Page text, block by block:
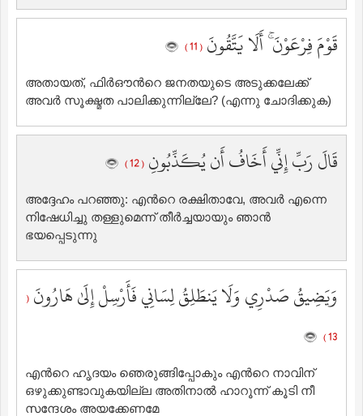
قَوْمَ فِرْعَوْنَ ۚ أَلَا يَتَّقُونَ ( 11 )
അതായത്‌, ഫിര്‍ഔന്‍റെ ജനതയുടെ അടുക്കലേക്ക്
അവര്‍ സൂക്ഷ്മത പാലിക്കുന്നില്ലേ? (എന്നു ചോദിക്കുക)
قَالَ رَبِّ إِنِّي أَخَافُ أَن يُكَذِّبُونِ ( 12 )
അദ്ദേഹം പറഞ്ഞു: എന്‍റെ രക്ഷിതാവേ, അവര്‍ എന്നെ
നിഷേധിച്ചു തള്ളുമെന്ന് തീര്‍ച്ചയായും ഞാന്‍
ഭയപ്പെടുന്നു
وَيَضِيقُ صَدْرِي وَلَا يَنطَلِقُ لِسَانِي فَأَرْسِلْ إِلَىٰ هَارُونَ (
13 )
എന്‍റെ ഹൃദയം ഞെരുങ്ങിപ്പോകും എന്‍റെ നാവിന്
ഒഴുക്കുണ്ടാവുകയില്ല അതിനാല്‍ ‍ഹാറൂന്ന് കൂടി നീ
സന്ദേശം അയക്കേണമേ